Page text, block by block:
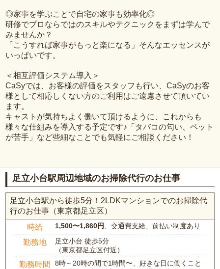
◎家事を学ぶことで自宅の家事も効率化◎
研修でプロならではのスキルやテクニックをまずは学んで
みませんか？
「こうすれば家事がもっと楽になる」そんなエッセンスが
いっぱいです。
＜相互評価システム導入＞
CaSyでは、お客様の評価をスタッフも行い、CaSyのお客
様として相応しくない方のご利用はご遠慮させて頂いてい
ます。
キャストが気持ちよく働いて頂けるように、これからも
様々な仕組みを導入する予定です♪「タバコの匂い、ペット
が苦手」など些細なことでも気軽にご相談ください！
足立小台駅周辺地域のお掃除代行のお仕事
足立小台駅から徒歩5分！2LDKマンションでのお掃除代
行のお仕事（東京都足立区）
時給 1,500〜1,860円、交通費支給、前払い制度あり
勤務地
足立小台 徒歩5分
（東京都足立区付近）
勤務時間
8時～20時の間で1時間〜、好きな日に働くこと